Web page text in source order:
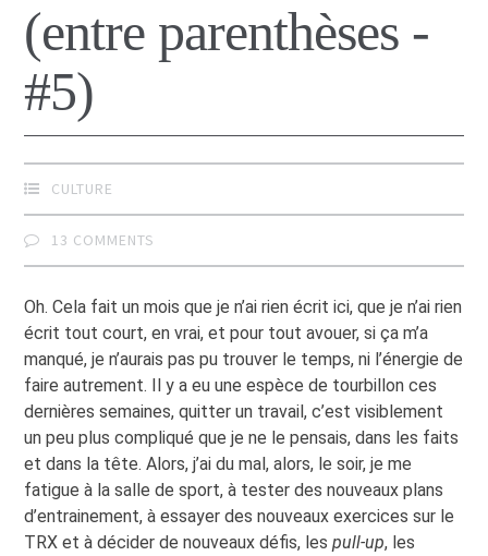
(entre parenthèses -
#5)
CULTURE
13 COMMENTS
Oh. Cela fait un mois que je n’ai rien écrit ici, que je n’ai rien
écrit tout court, en vrai, et pour tout avouer, si ça m’a
manqué, je n’aurais pas pu trouver le temps, ni l’énergie de
faire autrement. Il y a eu une espèce de tourbillon ces
dernières semaines, quitter un travail, c’est visiblement
un peu plus compliqué que je ne le pensais, dans les faits
et dans la tête. Alors, j’ai du mal, alors, le soir, je me
fatigue à la salle de sport, à tester des nouveaux plans
d’entrainement, à essayer des nouveaux exercices sur le
TRX et à décider de nouveaux défis, lespull-up, les